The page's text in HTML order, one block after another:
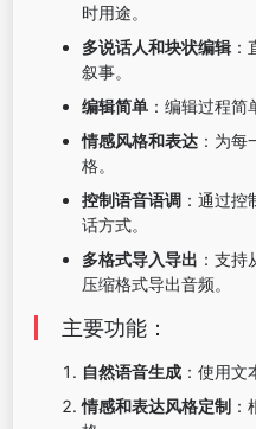
时用途。
多说话人和块状编辑：
叙事。
编辑简单：编辑过程简
情感风格和表达：为每
格。
控制语音语调：通过控
话方式。
多格式导入导出 ：支
压缩格式导出音频。
主要功能：
自然语音生成：使用文
情感和表达风格定制：